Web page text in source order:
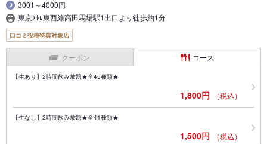
3001～4000円
東京ﾒﾄﾛ東西線高田馬場駅1出口より徒歩約1分
口コミ投稿特典対象店
クーポン コース
【生あり】2時間飲み放題★全45種類★
1,800円 （税込）
【生なし】2時間飲み放題★全41種類★
1,500円 （税込）